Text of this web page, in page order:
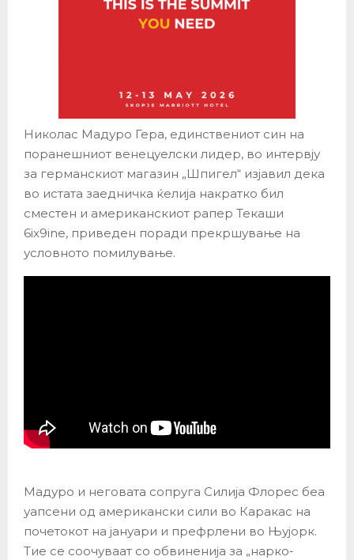
Николас Мадуро Гера, единствениот син на
поранешниот венецуелски лидер, во интервју
за германскиот магазин „Шпигел“ изјавил дека
во истата заедничка ќелија накратко бил
сместен и американскиот рапер Текаши
6ix9ine, приведен поради прекршување на
условното помилување.
Мадуро и неговата сопруга Силија Флорес беа
уапсени од американски сили во Каракас на
почетокот на јануари и префрлени во Њујорк.
Тие се соочуваат со обвиненија за „нарко-